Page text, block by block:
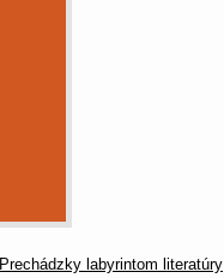
Prechádzky labyrintom literatúry